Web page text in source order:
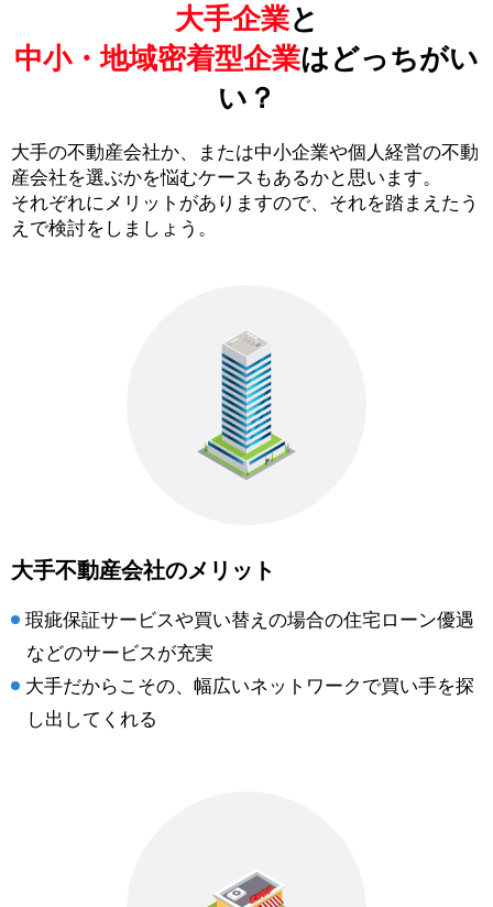
大手企業と
中小・地域密着型企業はどっちがい
い？
大手の不動産会社か、または中小企業や個人経営の不動
産会社を選ぶかを悩むケースもあるかと思います。
それぞれにメリットがありますので、それを踏まえたう
えで検討をしましょう。
大手不動産会社のメリット
瑕疵保証サービスや買い替えの場合の住宅ローン優遇
などのサービスが充実
大手だからこその、幅広いネットワークで買い手を探
し出してくれる